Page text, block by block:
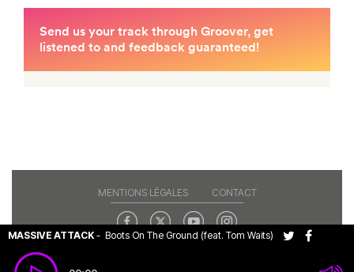
MASSIVE ATTACK - Boots On The Ground (feat. Tom Waits)
MENTIONS LÉGALES CONTACT